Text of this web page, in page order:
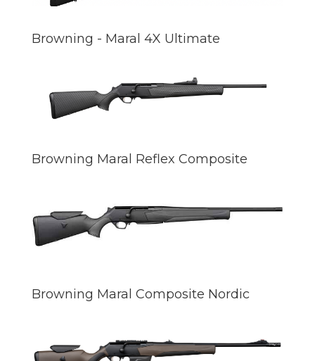
Browning - Maral 4X Ultimate
Browning Maral Reflex Composite
Browning Maral Composite Nordic